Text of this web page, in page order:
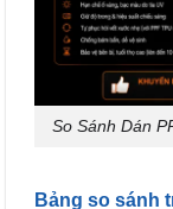
So Sánh Dán
Bảng so sánh